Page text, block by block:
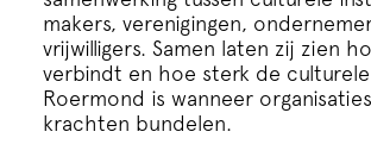
Steun ons
makers, verenigingen,
vrijwilligers. Samen laten zij zien
verbindt en hoe sterk de
Roermond is wanneer
krachten bundelen.